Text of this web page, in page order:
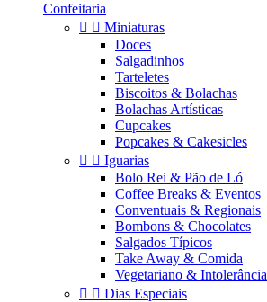
Confeitaria
  Miniaturas
Doces
Salgadinhos
Tarteletes
Biscoitos & Bolachas
Bolachas Artísticas
Cupcakes
Popcakes & Cakesicles
  Iguarias
Bolo Rei & Pão de Ló
Coffee Breaks & Eventos
Conventuais & Regionais
Bombons & Chocolates
Salgados Típicos
Take Away & Comida
Vegetariano & Intolerância
  Dias Especiais